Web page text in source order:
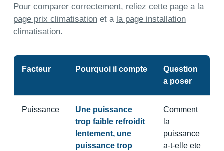
Pour comparer correctement, reliez cette page a la
page prix climatisationet a la page installation
climatisation.
Facteur Pourquoi il compte
Question
a poser
Puissance
Une puissance
trop faible refroidit
lentement, une
puissance trop
Comment
la
puissance
a-t-elle ete